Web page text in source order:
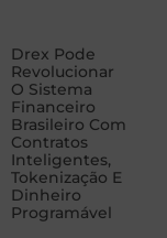
Drex Pode
Revolucionar
O Sistema
Financeiro
Brasileiro Com
Contratos
Inteligentes,
Tokenização E
Dinheiro
Programável